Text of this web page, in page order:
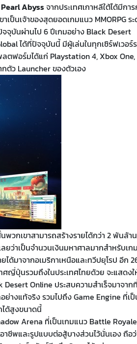
Pearl Abyssจากประเทศเกาหลีใต้ได้มีกา
ป็นเจ้าของสุดยอดเกมแนว MMORPG ร
จุบันผ่านไป 6 ปีเกมอย่าง Black Desert
ได้ที่ปัจจุบันนี้ มีผู้เล่นในทุกเซิร์ฟเวอร์
ตฟอร์มได้แก่ Playstation 4, Xbox One,
ตัว Launcher ของตัวเอง
พวกเขาสามารถสร้างรายได้กว่า 2 พันล้าน
ว่าเป็นจำนวนเงินมหาศาลมากสำหรับเก
ด้มาจากอเมริกาเหนือและทวีปยุโรป อีก
ศญี่ปุ่นรวมถึงในประเทศไทยด้วย จะแสดง
Desert Online ประสบความสำเร็จมาจาก
ย่างแท้จริง รวมไปถึง Game Engine ที่เ
ด้สูงขนาดนี้
Arena ที่เป็นเกมแนว Battle
ชีพและรูปแบบต่อสู้บางส่วนไว้นั่นเอง ถือ